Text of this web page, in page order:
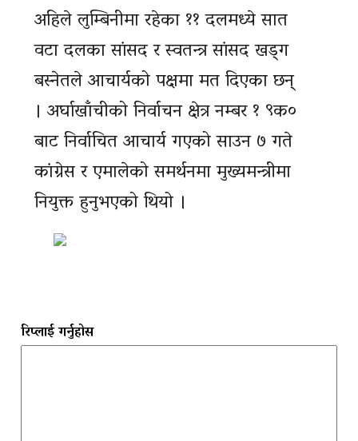
अहिले लुम्बिनीमा रहेका ११ दलमध्ये सात
वटा दलका सांसद र स्वतन्त्र सांसद खड्ग
बस्नेतले आचार्यको पक्षमा मत दिएका छन्
। अर्घाखाँचीको निर्वाचन क्षेत्र नम्बर १ ९क०
बाट निर्वाचित आचार्य गएको साउन ७ गते
कांग्रेस र एमालेको समर्थनमा मुख्यमन्त्रीमा
नियुक्त हुनुभएको थियो ।
रिप्लाई गर्नुहोस